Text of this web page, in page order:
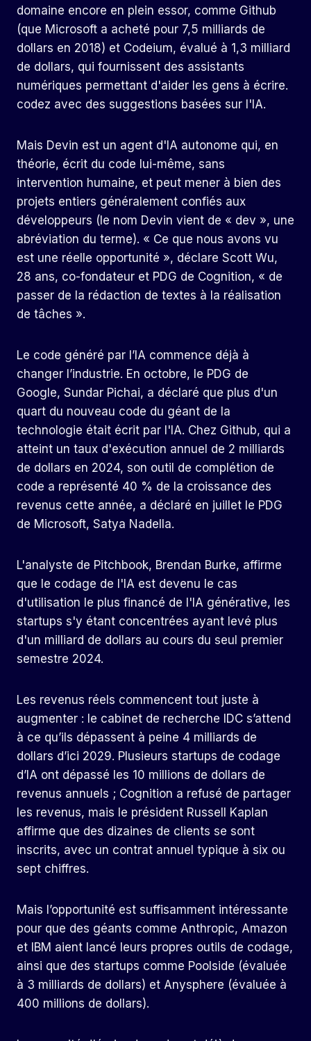
domaine encore en plein essor, comme Github
(que Microsoft a acheté pour 7,5 milliards de
dollars en 2018) et Codeium, évalué à 1,3 milliard
de dollars, qui fournissent des assistants
numériques permettant d'aider les gens à écrire.
codez avec des suggestions basées sur l'IA.
Mais Devin est un agent d'IA autonome qui, en
théorie, écrit du code lui-même, sans
intervention humaine, et peut mener à bien des
projets entiers généralement confiés aux
développeurs (le nom Devin vient de « dev », une
abréviation du terme). « Ce que nous avons vu
est une réelle opportunité », déclare Scott Wu,
28 ans, co-fondateur et PDG de Cognition, « de
passer de la rédaction de textes à la réalisation
de tâches ».
Le code généré par l’IA commence déjà à
changer l’industrie. En octobre, le PDG de
Google, Sundar Pichai, a déclaré que plus d'un
quart du nouveau code du géant de la
technologie était écrit par l'IA. Chez Github, qui a
atteint un taux d'exécution annuel de 2 milliards
de dollars en 2024, son outil de complétion de
code a représenté 40 % de la croissance des
revenus cette année, a déclaré en juillet le PDG
de Microsoft, Satya Nadella.
L'analyste de Pitchbook, Brendan Burke, affirme
que le codage de l'IA est devenu le cas
d'utilisation le plus financé de l'IA générative, les
startups s'y étant concentrées ayant levé plus
d'un milliard de dollars au cours du seul premier
semestre 2024.
Les revenus réels commencent tout juste à
augmenter : le cabinet de recherche IDC s’attend
à ce qu’ils dépassent à peine 4 milliards de
dollars d’ici 2029. Plusieurs startups de codage
d’IA ont dépassé les 10 millions de dollars de
revenus annuels ; Cognition a refusé de partager
les revenus, mais le président Russell Kaplan
affirme que des dizaines de clients se sont
inscrits, avec un contrat annuel typique à six ou
sept chiffres.
Mais l’opportunité est suffisamment intéressante
pour que des géants comme Anthropic, Amazon
et IBM aient lancé leurs propres outils de codage,
ainsi que des startups comme Poolside (évaluée
à 3 milliards de dollars) et Anysphere (évaluée à
400 millions de dollars).